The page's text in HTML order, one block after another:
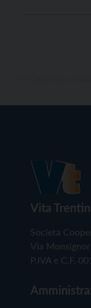
Vita
Società
Via
P.IVA e C.F.